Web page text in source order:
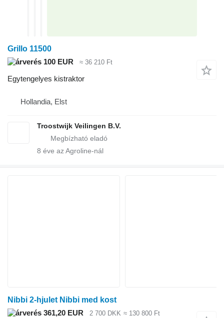
Grillo 11500
100 EUR
≈ 36 210 Ft
Egytengelyes kistraktor
Hollandia, Elst
Troostwijk Veilingen B.V.
8 éve az Agroline-nál
Nibbi 2-hjulet Nibbi med kost
361,20 EUR
2 700 DKK ≈ 130 800 Ft